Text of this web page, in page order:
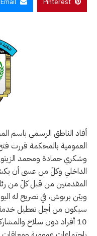
أفاد الناطق الرسمي باسم
العمومية بالمحكمة قررت
وشكري حمادة ومحمد
الداخلي وكلّ من عسى أن
المقدمتين من قبل كلّ من
وبيّن بربوش، في تصريح له
سيكون من أجل تعطيل خدمة
10 أفراد دون سلاح